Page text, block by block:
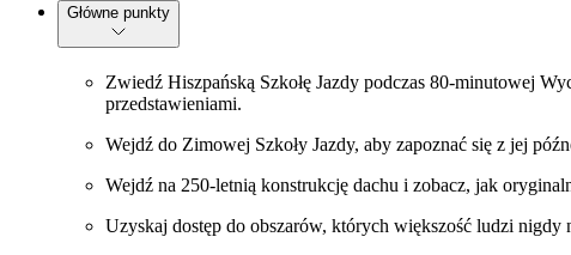
Główne punkty
Zwiedź Hiszpańską Szkołę Jazdy podczas 80-minutowej
przedstawieniami.
Wejdź do Zimowej Szkoły Jazdy, aby zapoznać się z jej
Wejdź na 250-letnią konstrukcję dachu i zobacz, jak
Uzyskaj dostęp do obszarów, których większość ludzi